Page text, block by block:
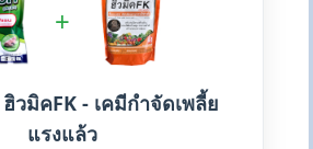
+
ฮิวมิคFK - เคมีกำจัดเพลี้ย
แรงแล้ว